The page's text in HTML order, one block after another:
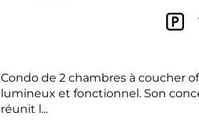
Condo de 2 chambres à coucher
lumineux et fonctionnel. Son
réunit l...